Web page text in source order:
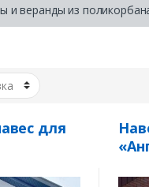
и веранды из
для